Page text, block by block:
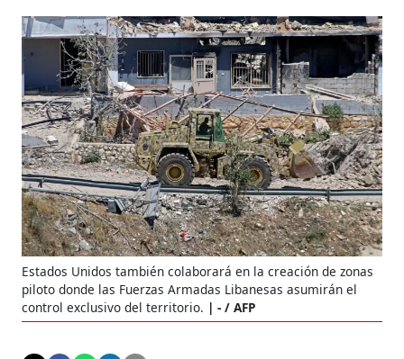
Estados Unidos también colaborará en la creación de zonas
piloto donde las Fuerzas Armadas Libanesas asumirán el
control exclusivo del territorio.
- / AFP